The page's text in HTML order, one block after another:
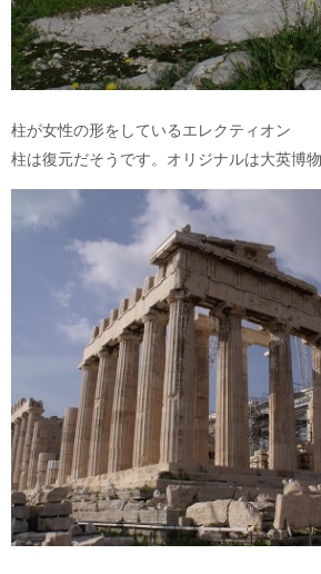
柱が女性の形をしているエレクティオン
柱は復元だそうです。オリジナルは大英博物